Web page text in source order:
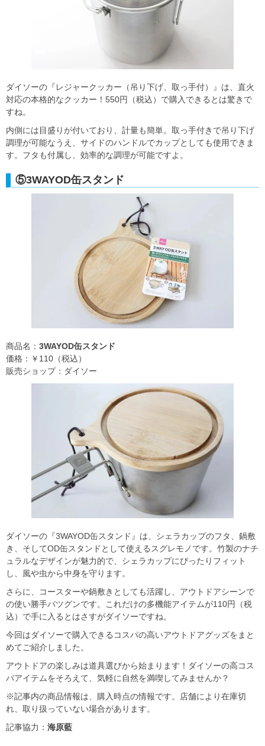
ダイソーの『レジャークッカー（吊り下げ、取っ手付）』は、直火
対応の本格的なクッカー！550円（税込）で購入できるとは驚きで
すね。
内側には目盛りが付いており、計量も簡単。取っ手付きで吊り下げ
調理が可能なうえ、サイドのハンドルでカップとしても使用できま
す。フタも付属し、効率的な調理が可能ですよ。
⑤3WAYOD缶スタンド
商品名： 3WAYOD缶スタンド
価格：￥110（税込）
販売ショップ：ダイソー
ダイソーの『3WAYOD缶スタンド』は、シェラカップのフタ、鍋敷
き、そしてOD缶スタンドとして使えるスグレモノです。竹製のナチ
ュラルなデザインが魅力的で、シェラカップにぴったりフィット
し、風や虫から中身を守ります。
さらに、コースターや鍋敷きとしても活躍し、アウトドアシーンで
の使い勝手バツグンです。これだけの多機能アイテムが110円（税
込）で手に入るとはさすがダイソーですね。
今回はダイソーで購入できるコスパの高いアウトドアグッズをまと
めてご紹介しました。
アウトドアの楽しみは道具選びから始まります！ダイソーの高コス
パアイテムをそろえて、気軽に自然を満喫してみませんか？
※記事内の商品情報は、購入時点の情報です。店舗により在庫切
れ、取り扱っていない場合があります。
記事協力： 海原藍